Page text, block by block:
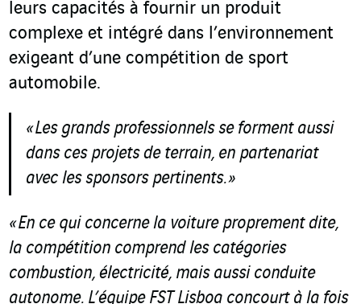
leurs capacités à fournir un produit
complexe et intégré dans l’environnement
exigeant d’une compétition de sport
automobile.
« Les grands professionnels se forment aussi
dans ces projets de terrain, en partenariat
avec les sponsors pertinents. »
« En ce qui concerne la voiture proprement dite,
la compétition comprend les catégories
combustion, électricité, mais aussi conduite
autonome. L’équipe FST Lisboa concourt à la fois